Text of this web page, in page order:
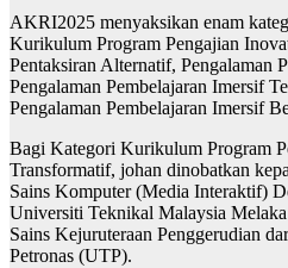
AKRI2025 menyaksikan enam
Kurikulum Program Pengajian
Pentaksiran Alternatif, Pengalaman
Pengalaman Pembelajaran Imersif
Pengalaman Pembelajaran Imersif
Bagi Kategori Kurikulum Program
Transformatif, johan dinobatkan
Sains Komputer (Media Interaktif)
Universiti Teknikal Malaysia
Sains Kejuruteraan Penggerudian
Petronas (UTP).